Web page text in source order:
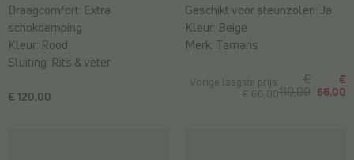
€ 120,00
Draagcomfort: Extra
schokdemping
Kleur: Rood
Sluiting: Rits & veter
Vorige laagste prijs:
€ 66,00
€
110,00
€
66,00
Geschikt voor steunzolen:Ja
Kleur: Beige
Merk: Tamaris